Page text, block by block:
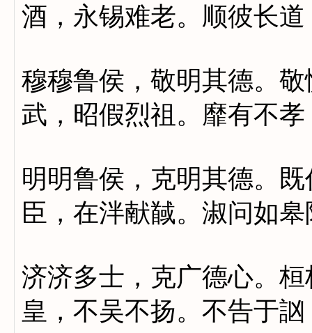
酒，永锡难老。顺彼长
穆穆鲁侯，敬明其德。
武，昭假烈祖。靡有不
明明鲁侯，克明其德。
臣，在泮献馘。淑问如
济济多士，克广德心。
皇，不吴不扬。不告于